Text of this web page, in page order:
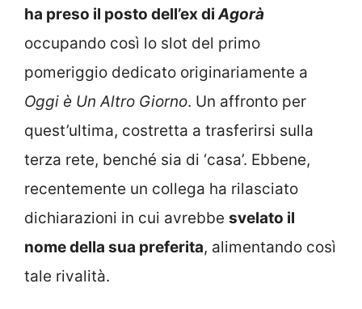
ha preso il posto dell’ex diAgorà
occupando così lo slot del primo
pomeriggio dedicato originariamente a
Oggi è Un Altro Giorno. Un affronto per
quest’ultima, costretta a trasferirsi sulla
terza rete, benché sia di ‘casa’. Ebbene,
recentemente un collega ha rilasciato
dichiarazioni in cui avrebbe svelato il
nome della sua preferita, alimentando così
tale rivalità.